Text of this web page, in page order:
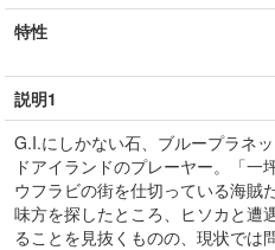
特性
説明1
G.I.にしかない石、ブループラネ
ドアイランドのプレーヤー。「一
ウフラビの街を仕切っている海賊
味方を探したところ、ヒソカと遭
ることを見抜くものの、現状では